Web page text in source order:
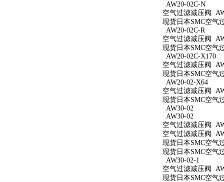
AW20-02C-N
空气过滤减压阀
现货日本SMC空气
AW20-02C-R
空气过滤减压阀
现货日本SMC空气
AW20-02C-X170
空气过滤减压阀
现货日本SMC空气
AW20-02-X64
空气过滤减压阀
现货日本SMC空气
AW30-02
AW30-02
空气过滤减压阀
空气过滤减压阀
现货日本SMC空气
现货日本SMC空气
AW30-02-1
空气过滤减压阀
现货日本SMC空气